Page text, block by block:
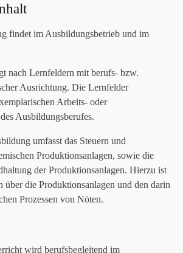
findet im Ausbildungsbetrieb und im
nach Lernfeldern mit berufs- bzw.
Ausrichtung. Die Lernfelder
Arbeits- oder
Ausbildungsberufes.
umfasst das Steuern und
Produktionsanlagen, sowie die
der Produktionsanlagen. Hierzu ist
über die Produktionsanlagen und den darin
Prozessen von Nöten.
wird berufsbegleitend im